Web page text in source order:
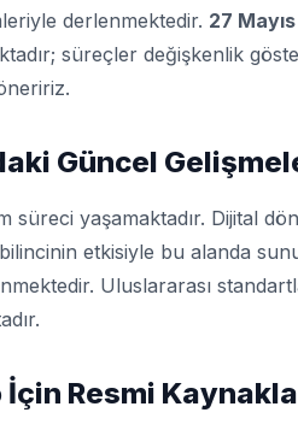
derlenmektedir. 27
süreçler değişkenlik
Güncel
süreci yaşamaktadır. Dijital
etkisiyle bu alanda
Uluslararası
İçin Resmi